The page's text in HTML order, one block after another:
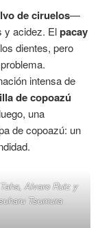
de ciruelos—
y acidez. Elpacay
dientes, pero
intensa de
de copoazú
una
de copoazú: un
Alvaro Ruiz y
Tsumura